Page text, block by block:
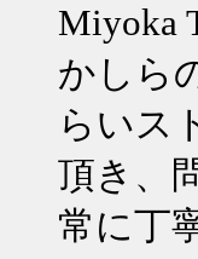
Miyoka
かしら
らいス
頂き、
常に丁